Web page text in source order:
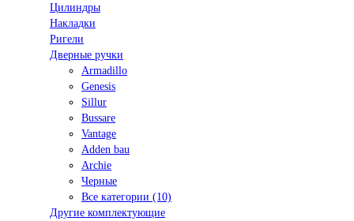
Цилиндры
Накладки
Ригели
Дверные ручки
Armadillo
Genesis
Sillur
Bussare
Vantage
Adden bau
Archie
Черные
Все категории (10)
Другие комплектующие